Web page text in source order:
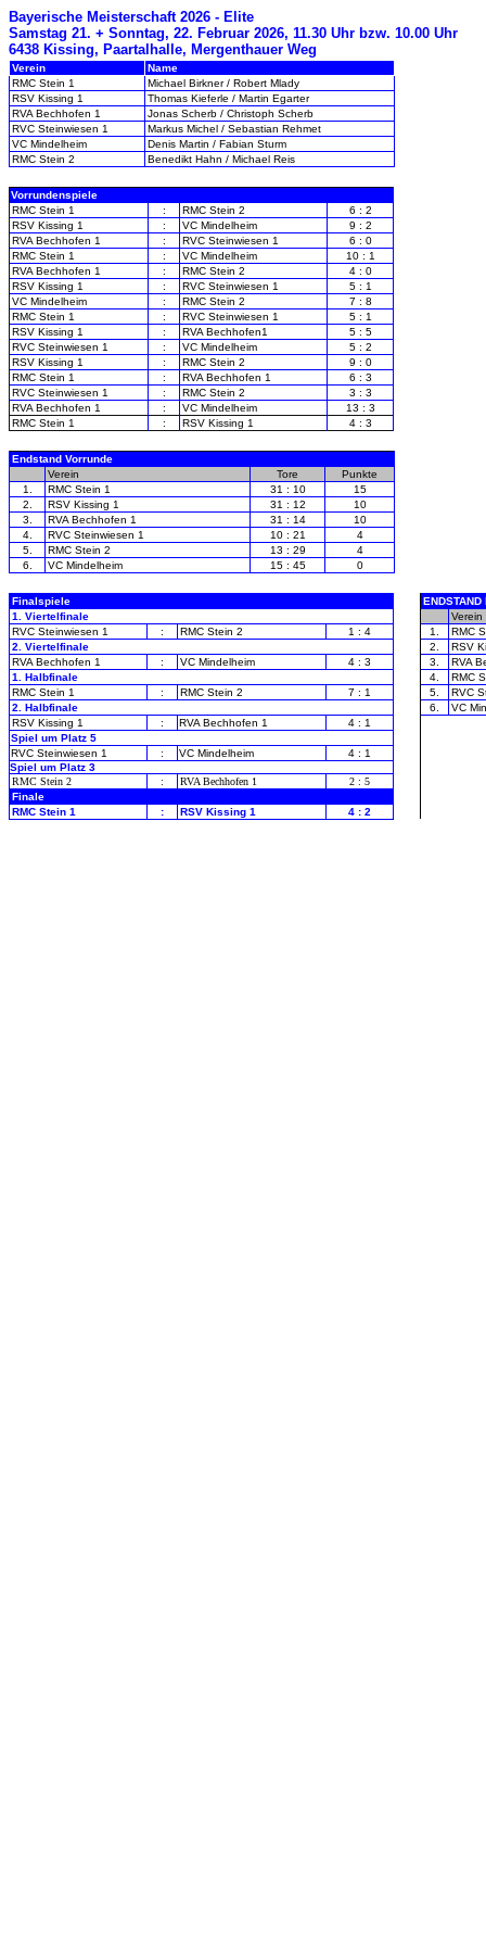
Bayerische Meisterschaft 2026 - Elite
Samstag 21. + Sonntag, 22. Februar 2026, 11.30 Uhr bzw. 10.00 Uhr
6438 Kissing, Paartalhalle, Mergenthauer Weg
Verein
Name
RMC Stein 1
Michael Birkner / Robert Mlady
RSV Kissing 1
Thomas Kieferle / Martin Egarter
RVA Bechhofen 1
Jonas Scherb / Christoph Scherb
RVC Steinwiesen 1
Markus Michel / Sebastian Rehmet
VC Mindelheim
Denis Martin / Fabian Sturm
RMC Stein 2
Benedikt Hahn / Michael Reis
Vorrundenspiele
RMC Stein 1
: RMC Stein 2
6 : 2
RSV Kissing 1
: VC Mindelheim
9 : 2
RVA Bechhofen 1
: RVC Steinwiesen 1
6 : 0
RMC Stein 1
: VC Mindelheim
10 : 1
RVA Bechhofen 1
: RMC Stein 2
4 : 0
RSV Kissing 1
: RVC Steinwiesen 1
5 : 1
VC Mindelheim
: RMC Stein 2
7 : 8
RMC Stein 1
: RVC Steinwiesen 1
5 : 1
RSV Kissing 1
: RVA Bechhofen1
5 : 5
RVC Steinwiesen 1
: VC Mindelheim
5 : 2
RSV Kissing 1
: RMC Stein 2
9 : 0
RMC Stein 1
: RVA Bechhofen 1
6 : 3
RVC Steinwiesen 1
: RMC Stein 2
3 : 3
RVA Bechhofen 1
: VC Mindelheim
13 : 3
RMC Stein 1
: RSV Kissing 1 4 : 3
Endstand Vorrunde
Verein Tore
Punkte
1.
RMC Stein 1 31 : 10
15
2.
RSV Kissing 1 31 : 12
10
3.
RVA Bechhofen 1 31 : 14
10
4.
RVC Steinwiesen 1 10 : 21
4
5.
RMC Stein 2 13 : 29
4
6.
VC Mindelheim 15 : 45 0
Finalspiele
1. Viertelfinale
Verein
RVC Steinwiesen 1
: RMC Stein 2 1 : 4 1.
RMC
2. Viertelfinale
2.
RSV
RVA Bechhofen 1
: VC Mindelheim 4 : 3 3.
RVA
1. Halbfinale
4.
RMC
RMC Stein 1
: RMC Stein 2 7 : 1 5.
RVC
2. Halbfinale
6.
VC
RSV Kissing 1
: RVA Bechhofen 1
4 : 1
Spiel um Platz 5
RVC Steinwiesen 1
: VC Mindelheim
4 : 1
Spiel um Platz 3
RMC Stein 2
: RVA Bechhofen 1
2 : 5
Finale
RMC Stein 1
: RSV Kissing 1 4 : 2